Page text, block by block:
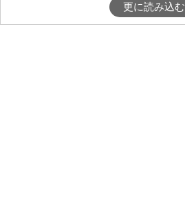
更に読み込む